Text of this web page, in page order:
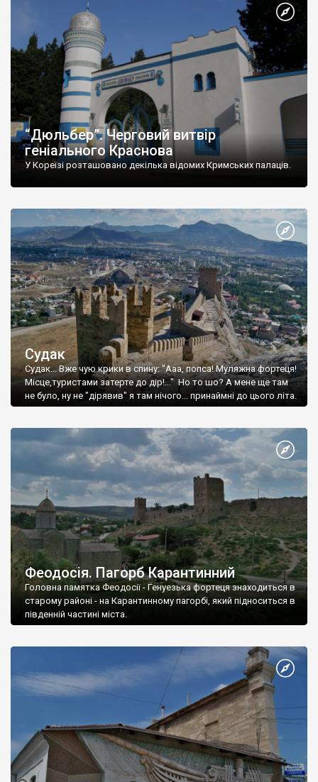
“Дюльбер”. Черговий витвір
геніального Краснова
У Кореїзі розташовано декілька відомих Кримських палаців.
Судак
Судак... Вже чую крики в спину: "Ааа, попса! Муляжна фортеця!
Місце,туристами затерте до дір!..." Но то шо? А мене ще там
не було, ну не "дірявив" я там нічого... принаймні до цього літа.
Феодосія. Пагорб Карантинний
Головна памятка Феодосії - Генуезька фортеця знаходиться в
старому районі - на Карантинному пагорбі, який підноситься в
південній частині міста.